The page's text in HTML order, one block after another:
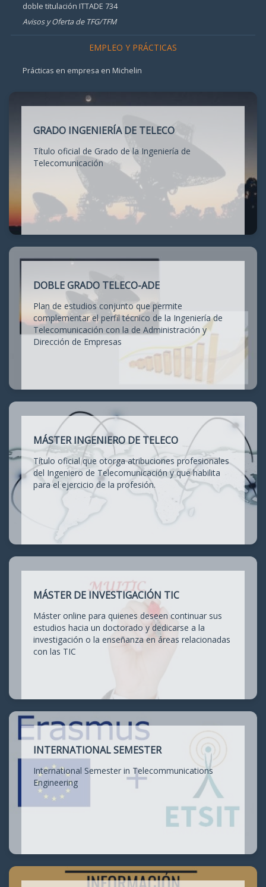
doble titulación ITTADE 734
Avisos y Oferta de TFG/TFM
EMPLEO Y PRÁCTICAS
Prácticas en empresa en Michelin
GRADO INGENIERÍA DE TELECO
Título oficial de Grado de la Ingeniería de
Telecomunicación
DOBLE GRADO TELECO-ADE
Plan de estudios conjunto que permite
complementar el perfil técnico de la Ingeniería de
Telecomunicación con la de Administración y
Dirección de Empresas
MÁSTER INGENIERO DE TELECO
Título oficial que otorga atribuciones profesionales
del Ingeniero de Telecomunicación y que habilita
para el ejercicio de la profesión.
MÁSTER DE INVESTIGACIÓN TIC
Máster online para quienes deseen continuar sus
estudios hacia un doctorado y dedicarse a la
investigación o la enseñanza en áreas relacionadas
con las TIC
INTERNATIONAL SEMESTER
International Semester in Telecommunications
Engineering